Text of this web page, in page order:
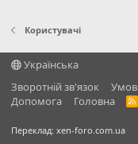
Користувачі
Українська
Зворотній зв'язок
Дoпoмoга
Головна
R
Переклад: xen-foro.com.ua